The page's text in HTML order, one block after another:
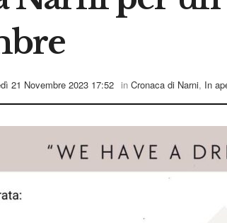
21 Novembre 2023 17:52 in Cronaca di Narni, In